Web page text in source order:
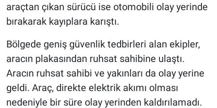
araçtan çıkan sürücü ise otomobili olay yerinde
bırakarak kayıplara karıştı.
Bölgede geniş güvenlik tedbirleri alan ekipler,
aracın plakasından ruhsat sahibine ulaştı.
Aracın ruhsat sahibi ve yakınları da olay yerine
geldi. Araç, direkte elektrik akımı olması
nedeniyle bir süre olay yerinden kaldırılamadı.